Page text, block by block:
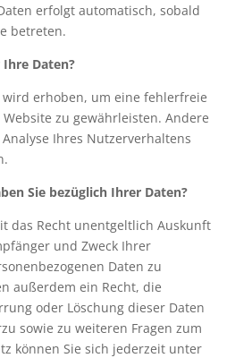
erfolgt automatisch, sobald
betreten.
Daten?
wird erhoben, um eine fehlerfreie
zu gewährleisten. Andere
Ihres Nutzerverhaltens
Sie bezüglich Ihrer Daten?
das Recht unentgeltlich Auskunft
und Zweck Ihrer
Daten zu
außerdem ein Recht, die
oder Löschung dieser Daten
sowie zu weiteren Fragen zum
können Sie sich jederzeit unter